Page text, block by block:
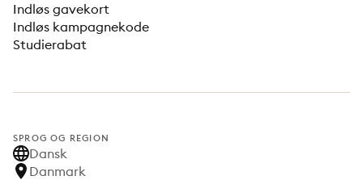
Indløs gavekort
Indløs kampagnekode
Studierabat
SPROG OG REGION
Dansk
Danmark